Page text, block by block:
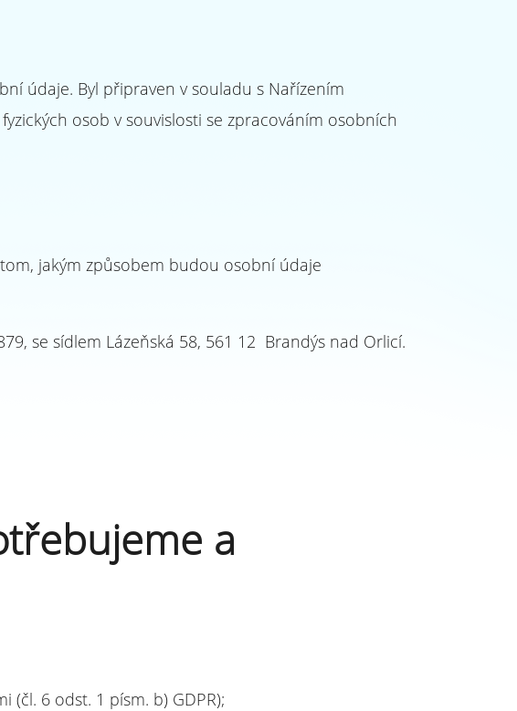
údaje. Byl připraven v souladu s Nařízením
osob v souvislosti se zpracováním osobních
jakým způsobem budou osobní údaje
se sídlem Lázeňská 58, 561 12 Brandýs nad Orlicí.
a
(čl. 6 odst. 1 písm. b) GDPR);